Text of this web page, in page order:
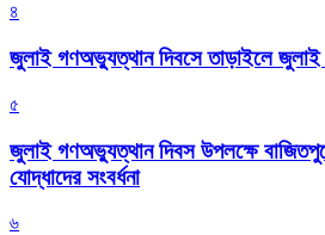
৪
জুলাই গণঅভ্যুত্থান দিবসে তাড়াইলে জুলাই
৫
জুলাই গণঅভ্যুত্থান দিবস উপলক্ষে
যোদ্ধাদের সংবর্ধনা
৬